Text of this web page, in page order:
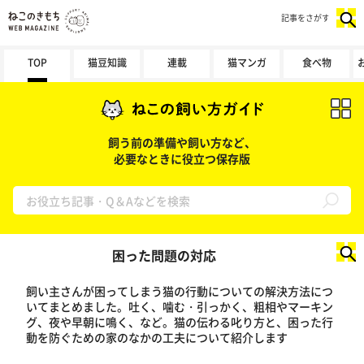
TOP 猫豆知識 連載 猫マンガ 食べ物
記事をさがす
飼う前の準備や飼い方など、
必要なときに役立つ保存版
困った問題の対応
飼い主さんが困ってしまう猫の行動についての解決方法につ
いてまとめました。吐く、噛む・引っかく、粗相やマーキン
グ、夜や早朝に鳴く、など。猫の伝わる叱り方と、困った行
動を防ぐための家のなかの工夫について紹介します